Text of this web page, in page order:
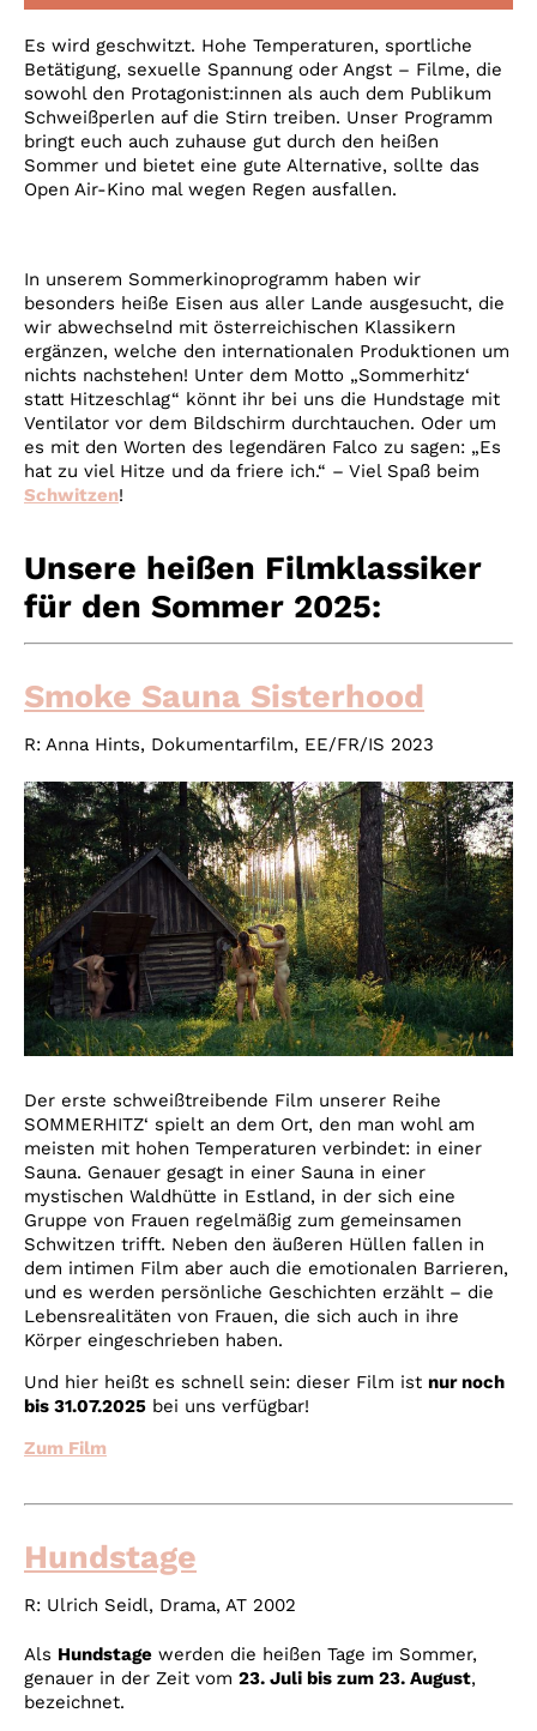
Account
Suche
Es wird geschwitzt. Hohe Temperaturen, sportliche
Betätigung, sexuelle Spannung oder Angst – Filme, die
sowohl den Protagonist:innen als auch dem Publikum
Schweißperlen auf die Stirn treiben. Unser Programm
bringt euch auch zuhause gut durch den heißen
Sommer und bietet eine gute Alternative, sollte das
Open Air-Kino mal wegen Regen ausfallen.
In unserem Sommerkinoprogramm haben wir
besonders heiße Eisen aus aller Lande ausgesucht, die
wir abwechselnd mit österreichischen Klassikern
ergänzen, welche den internationalen Produktionen um
nichts nachstehen! Unter dem Motto „Sommerhitz‘
statt Hitzeschlag“ könnt ihr bei uns die Hundstage mit
Ventilator vor dem Bildschirm durchtauchen. Oder um
es mit den Worten des legendären Falco zu sagen: „Es
hat zu viel Hitze und da friere ich.“ – Viel Spaß beim
Schwitzen!
Unsere heißen Filmklassiker
für den Sommer 2025:
Smoke Sauna Sisterhood
R: Anna Hints, Dokumentarfilm, EE/FR/IS 2023
Der erste schweißtreibende Film unserer Reihe
SOMMERHITZ‘ spielt an dem Ort, den man wohl am
meisten mit hohen Temperaturen verbindet: in einer
Sauna. Genauer gesagt in einer Sauna in einer
mystischen Waldhütte in Estland, in der sich eine
Gruppe von Frauen regelmäßig zum gemeinsamen
Schwitzen trifft. Neben den äußeren Hüllen fallen in
dem intimen Film aber auch die emotionalen Barrieren,
und es werden persönliche Geschichten erzählt – die
Lebensrealitäten von Frauen, die sich auch in ihre
Körper eingeschrieben haben.
Und hier heißt es schnell sein: dieser Film ist nur noch
bis 31.07.2025 bei uns verfügbar!
Zum Film
Hundstage
R: Ulrich Seidl, Drama, AT 2002
Als Hundstage werden die heißen Tage im Sommer,
genauer in der Zeit vom 23. Juli bis zum 23. August,
bezeichnet.